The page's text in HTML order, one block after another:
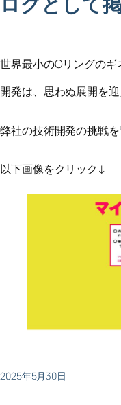
プ
世界最小のOリングの
開発は、思わぬ展開を迎
弊社の技術開発の挑戦
以下画像をクリック↓
2025年5月30日